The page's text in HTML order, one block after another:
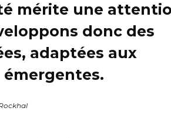
mérite une
donc des
adaptées aux